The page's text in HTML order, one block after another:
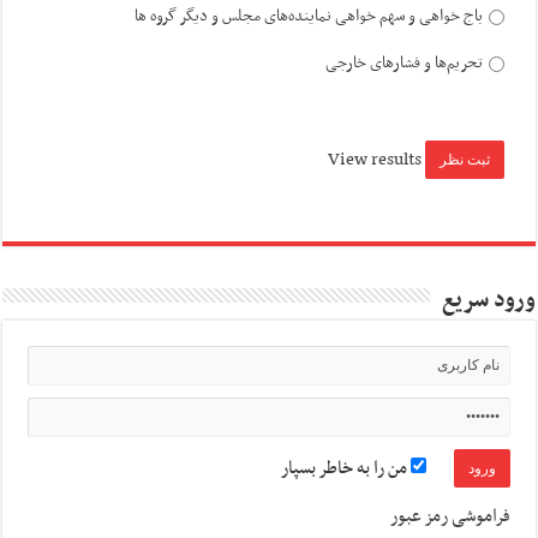
باج خواهی و سهم خواهی نماینده‌های مجلس و دیگر گروه ها
تحریم‌ها و فشارهای خارجی
View results
ورود سریع
من را به خاطر بسپار
فراموشی رمز عبور